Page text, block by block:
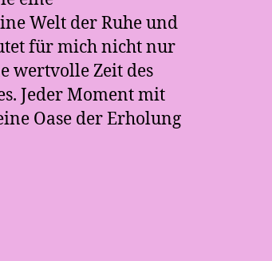
Welt der Ruhe und
für mich nicht nur
wertvolle Zeit des
Jeder Moment mit
Oase der Erholung